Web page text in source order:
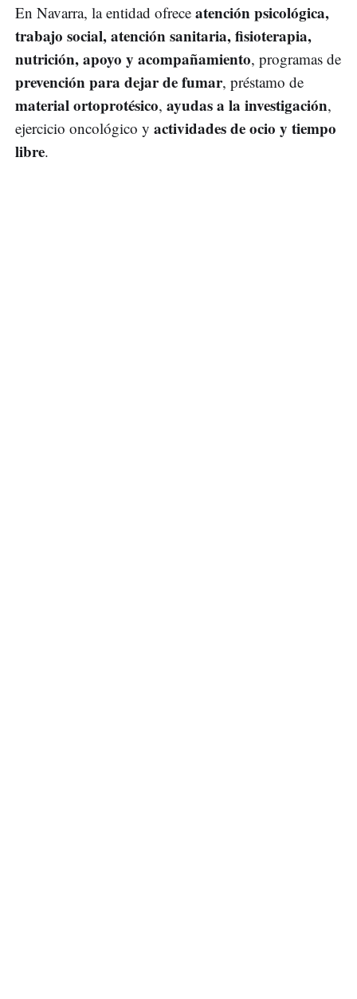
En Navarra, la entidad ofrece atención psicológica,
trabajo social, atención sanitaria, fisioterapia,
nutrición, apoyo y acompañamiento, programas de
prevención para dejar de fumar, préstamo de
material ortoprotésico, ayudas a la investigación,
ejercicio oncológico y actividades de ocio y tiempo
libre.